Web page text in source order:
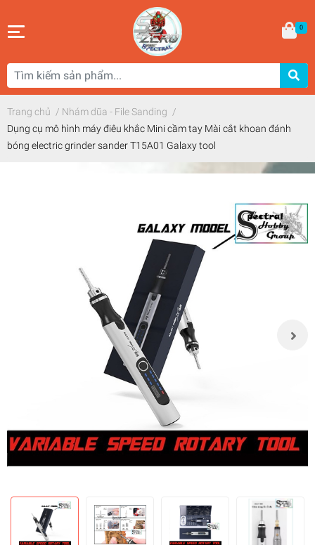
0
Trang chủ / Nhám dũa - File Sanding /
Dụng cụ mô hình máy điêu khắc Mini cầm tay Mài cắt khoan đánh
bóng electric grinder sander T15A01 Galaxy tool